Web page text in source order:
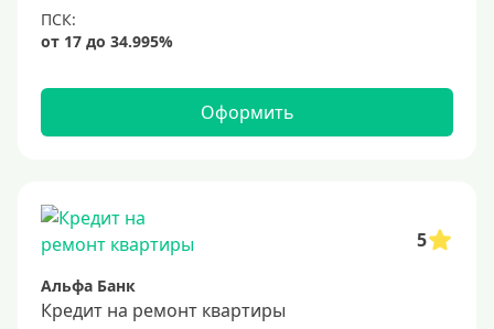
Оформить
5
Альфа Банк
Кредит на ремонт квартиры